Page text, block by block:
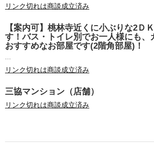
リンク切れは商談成立済み
【案内可】桃林寺近くに小ぶりな2Ｄ
す！バス・トイレ別でお一人様にも、
おすすめなお部屋です(2階角部屋)！
...
リンク切れは商談成立済み
三協マンション（店舗）
リンク切れは商談成立済み